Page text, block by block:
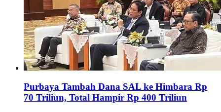
Purbaya Tambah Dana SAL ke Himbara Rp
70 Triliun, Total Hampir Rp 400 Triliun